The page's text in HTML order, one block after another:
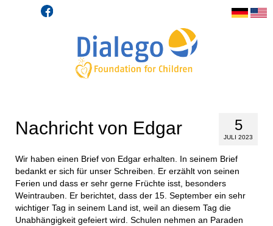
5
JULI 2023
Nachricht von Edgar
Wir haben einen Brief von Edgar erhalten. In seinem Brief
bedankt er sich für unser Schreiben. Er erzählt von seinen
Ferien und dass er sehr gerne Früchte isst, besonders
Weintrauben. Er berichtet, dass der 15. September ein sehr
wichtiger Tag in seinem Land ist, weil an diesem Tag die
Unabhängigkeit gefeiert wird. Schulen nehmen an Paraden